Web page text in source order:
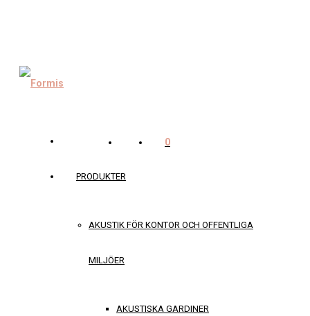
PRODUKTER
AKUSTIK FÖR KONTOR OCH OFFENTLIGA
MILJÖER
AKUSTISKA GARDINER
0